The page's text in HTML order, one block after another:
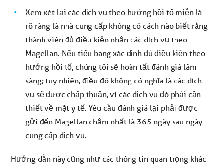
Xem xét lại các dịch vụ theo hướng hồi tố miễn là
rõ ràng là nhà cung cấp không có cách nào biết rằng
thành viên đủ điều kiện nhận các dịch vụ theo
Magellan. Nếu tiểu bang xác định đủ điều kiện theo
hướng hồi tố, chúng tôi sẽ hoàn tất đánh giá lâm
sàng; tuy nhiên, điều đó không có nghĩa là các dịch
vụ sẽ được chấp thuận, vì các dịch vụ đó phải cần
thiết về mặt y tế. Yêu cầu đánh giá lại phải được
gửi đến Magellan chậm nhất là 365 ngày sau ngày
cung cấp dịch vụ.
Hướng dẫn này cũng như các thông tin quan trọng khác